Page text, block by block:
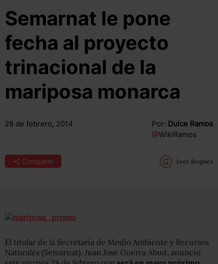
Semarnat le pone
fecha al proyecto
trinacional de la
mariposa monarca
28 de febrero, 2014 Por: Dulce Ramos
@WikiRamos
Compartir Leer después
El titular de la Secretaría de Medio Ambiente y Recursos
Naturales (Semarnat), Juan José Guerra Abud, anunció